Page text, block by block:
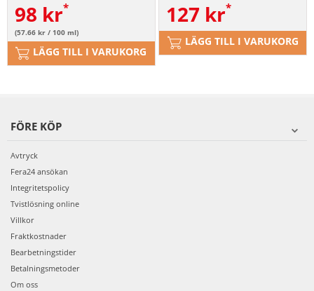
98 kr
(57.66 kr / 100 ml)
LÄGG TILL I VARUKORG
127 kr
LÄGG TILL I VARUKORG
FÖRE KÖP
Avtryck
Fera24 ansökan
Integritetspolicy
Tvistlösning online
Villkor
Fraktkostnader
Bearbetningstider
Betalningsmetoder
Om oss